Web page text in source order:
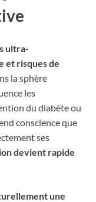
ultra-
et risques de
la sphère
les
du diabète ou
conscience que
ses
devient rapide
une